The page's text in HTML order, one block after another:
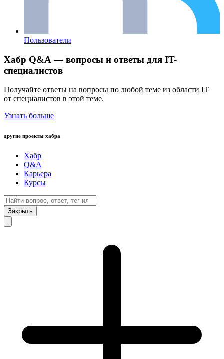
Пользователи
Хабр Q&A — вопросы и ответы для IT-
специалистов
Получайте ответы на вопросы по любой теме из области IT
от специалистов в этой теме.
Узнать больше
другие проекты хабра
Хабр
Q&A
Карьера
Курсы
Закрыть